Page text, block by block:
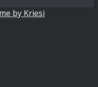
by Kriesi